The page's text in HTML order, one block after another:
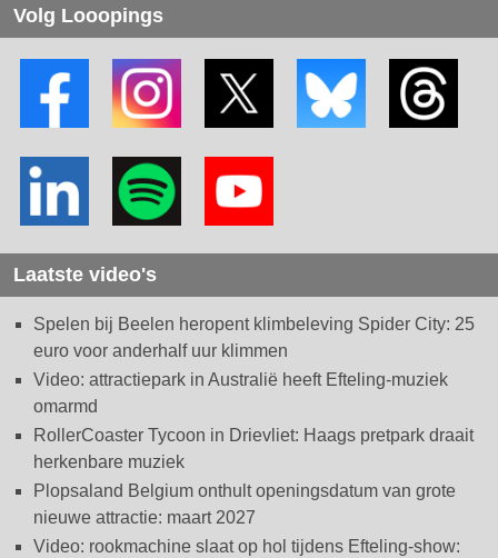
Volg Looopings
Laatste video's
Spelen bij Beelen heropent klimbeleving Spider City: 25
euro voor anderhalf uur klimmen
Video: attractiepark in Australië heeft Efteling-muziek
omarmd
RollerCoaster Tycoon in Drievliet: Haags pretpark draait
herkenbare muziek
Plopsaland Belgium onthult openingsdatum van grote
nieuwe attractie: maart 2027
Video: rookmachine slaat op hol tijdens Efteling-show: